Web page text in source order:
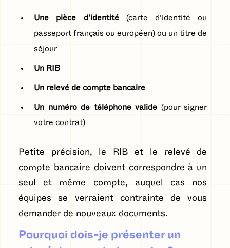
Une pièce d’identité(carte d’identité ou
passeport français ou européen) ou un titre de
séjour
Un RIB
Un relevé de compte bancaire
Un numéro de téléphone valide (pour signer
votre contrat)
Petite précision, le RIB et le relevé de
compte bancaire doivent correspondre à un
seul et même compte, auquel cas nos
équipes se verraient contrainte de vous
demander de nouveaux documents.
Pourquoi dois-je présenter un